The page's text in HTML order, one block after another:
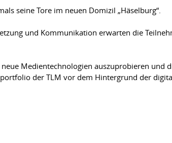
seine Tore im neuen Domizil „Häselburg“.
und Kommunikation erwarten die
Medientechnologien auszuprobieren und
der TLM vor dem Hintergrund der